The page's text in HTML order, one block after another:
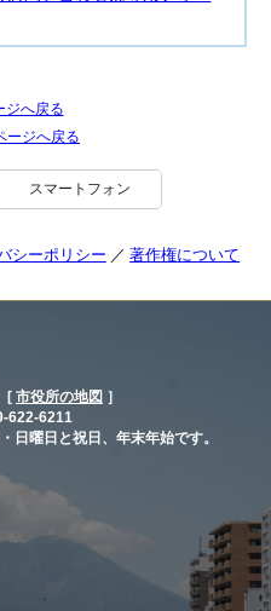
ジへ戻る
ージへ戻る
スマートフォン
シーポリシー 著作権について
[ 市役所の地図 ］
622-6211
日曜日と祝日、年末年始です。